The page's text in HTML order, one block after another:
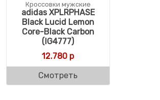
Кроссовки мужские
adidas XPLRPHASE
Black Lucid Lemon
Core-Black Carbon
(IG4777)
12.780 р
Смотреть